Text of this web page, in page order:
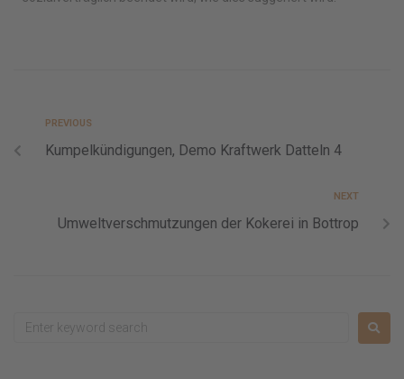
PREVIOUS
Kumpelkündigungen, Demo Kraftwerk Datteln 4
NEXT
Umweltverschmutzungen der Kokerei in Bottrop